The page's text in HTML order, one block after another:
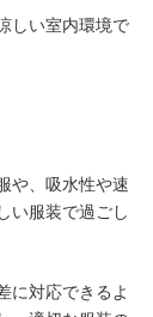
しい室内環境で
や、吸水性や速
い服装で過ごし
に対応できるよ